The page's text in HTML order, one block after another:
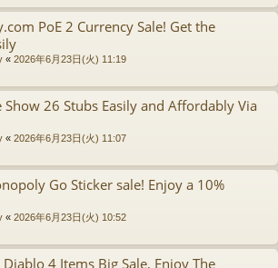
PoE 2 Currency Sale! Get the
« 2026年6月23日(火) 11:19
Show 26 Stubs Easily and Affordably Via
« 2026年6月23日(火) 11:07
Go Sticker sale! Enjoy a 10%
« 2026年6月23日(火) 10:52
4 Items Big Sale, Enjoy The